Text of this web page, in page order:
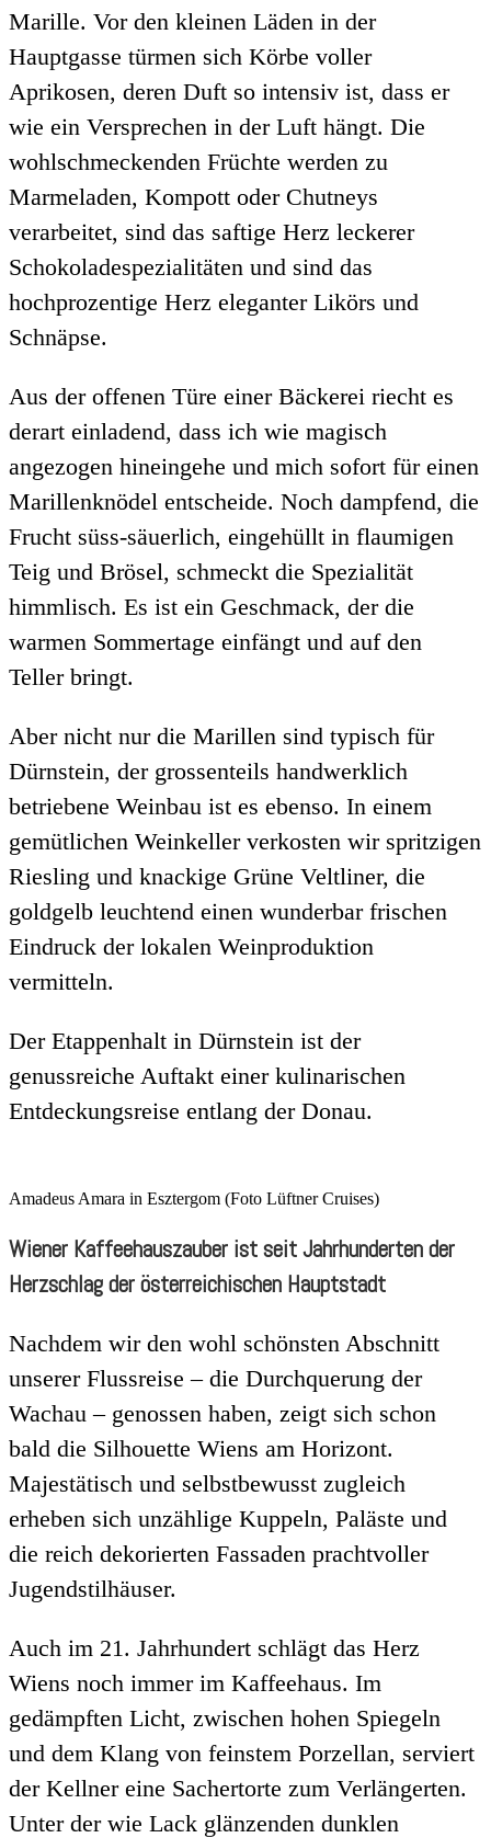
Marille. Vor den kleinen Läden in der
Hauptgasse türmen sich Körbe voller
Aprikosen, deren Duft so intensiv ist, dass er
wie ein Versprechen in der Luft hängt. Die
wohlschmeckenden Früchte werden zu
Marmeladen, Kompott oder Chutneys
verarbeitet, sind das saftige Herz leckerer
Schokoladespezialitäten und sind das
hochprozentige Herz eleganter Likörs und
Schnäpse.
Aus der offenen Türe einer Bäckerei riecht es
derart einladend, dass ich wie magisch
angezogen hineingehe und mich sofort für einen
Marillenknödel entscheide. Noch dampfend, die
Frucht süss-säuerlich, eingehüllt in flaumigen
Teig und Brösel, schmeckt die Spezialität
himmlisch. Es ist ein Geschmack, der die
warmen Sommertage einfängt und auf den
Teller bringt.
Aber nicht nur die Marillen sind typisch für
Dürnstein, der grossenteils handwerklich
betriebene Weinbau ist es ebenso. In einem
gemütlichen Weinkeller verkosten wir spritzigen
Riesling und knackige Grüne Veltliner, die
goldgelb leuchtend einen wunderbar frischen
Eindruck der lokalen Weinproduktion
vermitteln.
Der Etappenhalt in Dürnstein ist der
genussreiche Auftakt einer kulinarischen
Entdeckungsreise entlang der Donau.
Amadeus Amara in Esztergom (Foto Lüftner Cruises)
Wiener Kaffeehauszauber ist seit Jahrhunderten der
Herzschlag der österreichischen Hauptstadt
Nachdem wir den wohl schönsten Abschnitt
unserer Flussreise – die Durchquerung der
Wachau – genossen haben, zeigt sich schon
bald die Silhouette Wiens am Horizont.
Majestätisch und selbstbewusst zugleich
erheben sich unzählige Kuppeln, Paläste und
die reich dekorierten Fassaden prachtvoller
Jugendstilhäuser.
Auch im 21. Jahrhundert schlägt das Herz
Wiens noch immer im Kaffeehaus. Im
gedämpften Licht, zwischen hohen Spiegeln
und dem Klang von feinstem Porzellan, serviert
der Kellner eine Sachertorte zum Verlängerten.
Unter der wie Lack glänzenden dunklen